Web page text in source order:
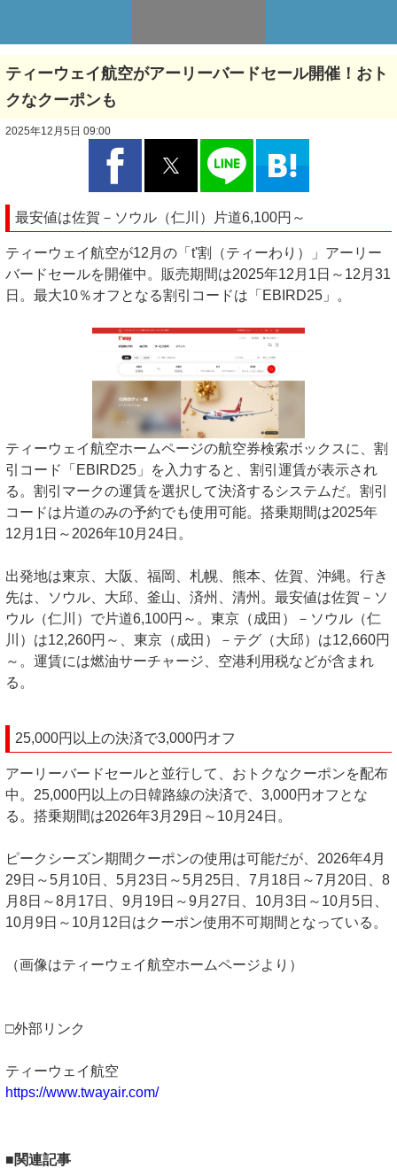
ティーウェイ航空がアーリーバードセール開催！おト
クなクーポンも
2025年12月5日 09:00
最安値は佐賀－ソウル（仁川）片道6,100円～
ティーウェイ航空が12月の「t'割（ティーわり）」アーリー
バードセールを開催中。販売期間は2025年12月1日～12月31
日。最大10％オフとなる割引コードは「EBIRD25」。
ティーウェイ航空ホームページの航空券検索ボックスに、割
引コード「EBIRD25」を入力すると、割引運賃が表示され
る。割引マークの運賃を選択して決済するシステムだ。割引
コードは片道のみの予約でも使用可能。搭乗期間は2025年
12月1日～2026年10月24日。
出発地は東京、大阪、福岡、札幌、熊本、佐賀、沖縄。行き
先は、ソウル、大邱、釜山、済州、清州。最安値は佐賀－ソ
ウル（仁川）で片道6,100円～。東京（成田）－ソウル（仁
川）は12,260円～、東京（成田）－テグ（大邱）は12,660円
～。運賃には燃油サーチャージ、空港利用税などが含まれ
る。
25,000円以上の決済で3,000円オフ
アーリーバードセールと並行して、おトクなクーポンを配布
中。25,000円以上の日韓路線の決済で、3,000円オフとな
る。搭乗期間は2026年3月29日～10月24日。
ピークシーズン期間クーポンの使用は可能だが、2026年4月
29日～5月10日、5月23日～5月25日、7月18日～7月20日、8
月8日～8月17日、9月19日～9月27日、10月3日～10月5日、
10月9日～10月12日はクーポン使用不可期間となっている。
（画像はティーウェイ航空ホームページより）
□外部リンク
ティーウェイ航空
https://www.twayair.com/
■関連記事